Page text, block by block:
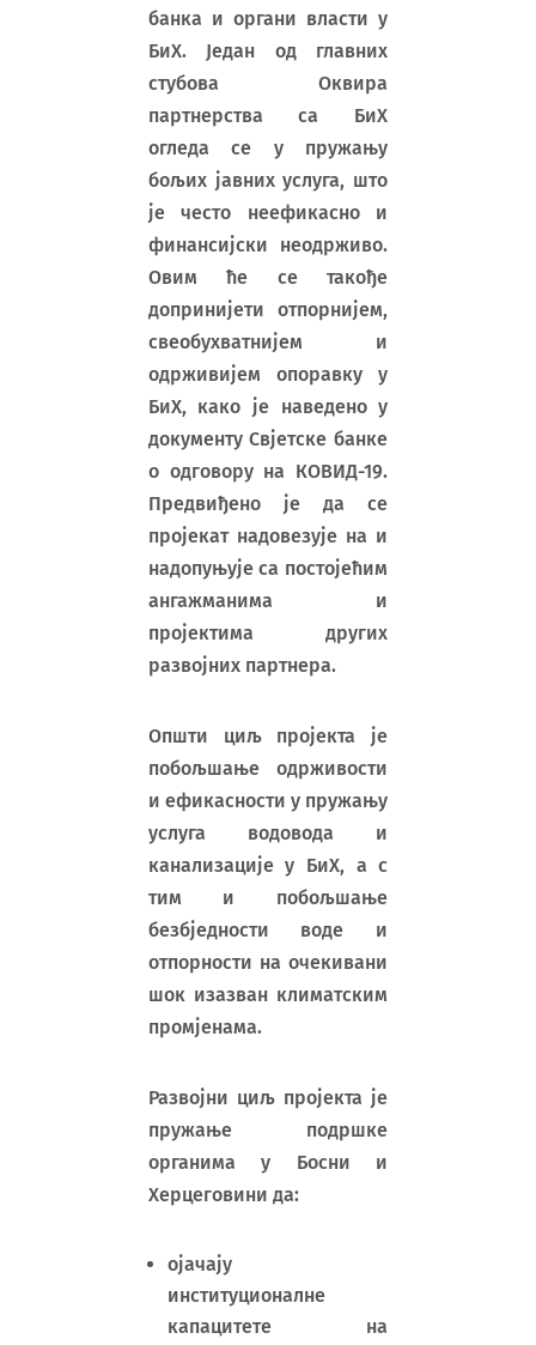
банка и органи власти у
БиХ. Један од главних
стубова Оквира
партнерства са БиХ
огледа се у пружању
бољих јавних услуга, што
је често неефикасно и
финансијски неодрживо.
Овим ће се такође
допринијети отпорнијем,
свеобухватнијем и
одрживијем опоравку у
БиХ, како је наведено у
документу Свјетске банке
о одговору на КОВИД-19.
Предвиђено је да се
пројекат надовезује на и
надопуњује са постојећим
ангажманима и
пројектима других
развојних партнера.
Општи циљ пројекта је
побољшање одрживости
и ефикасности у пружању
услуга водовода и
канализације у БиХ, а с
тим и побољшање
безбједности воде и
отпорности на очекивани
шок изазван климатским
промјенама.
Развојни циљ пројекта је
пружање подршке
органима у Босни и
Херцеговини да:
ојачају
институционалне
капацитете на